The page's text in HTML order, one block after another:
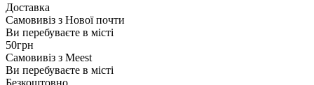
Доставка
Самовивіз з Нової почти
Ви перебуваєте в місті
50грн
Самовивіз з Meest
Ви перебуваєте в місті
Безкоштовно